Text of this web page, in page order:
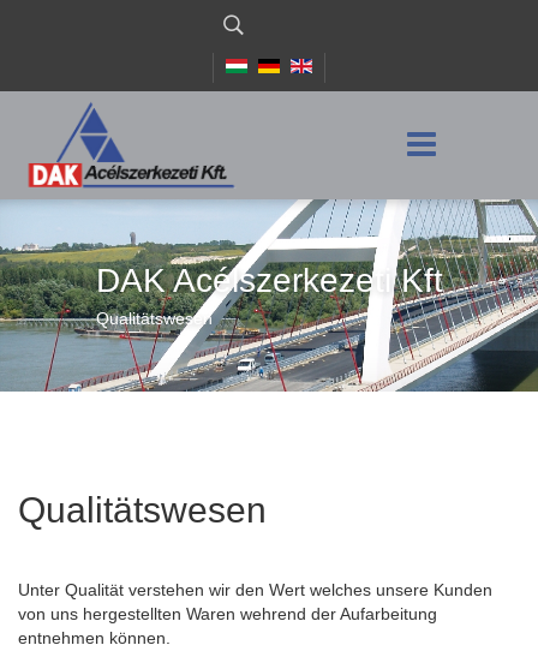
DAK Acélszerkezeti Kft
Qualitätswesen
Qualitätswesen
Unter Qualität verstehen wir den Wert welches unsere Kunden
von uns hergestellten Waren wehrend der Aufarbeitung
entnehmen können.